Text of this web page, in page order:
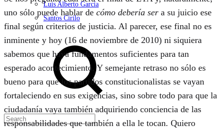
Luis Alberto García
Santos Cirilo
Search
uno sólo puede hablar de cómo debería ser a su juicio ese
final según criterios de justicia. Al parecer, ese final no es
inminente y hoy (16 de noviembre de 2010) ni siquiera
sabemos que haya fundamentos suficientes para tan
esperado acontecimiento. Y semejante retraso no sólo es
bueno para que los partidos constitucionalistas se vayan
fortaleciendo en sus exigencias, sino sobre todo para que la
ciudadanía vaya también adquiriendo conciencia de las
responsabilidades que también a ella le tocan. Quiero